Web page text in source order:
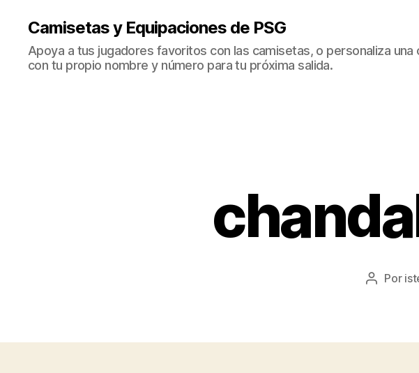
Camisetas y Equipaciones de PSG
Apoya a tus jugadores favoritos con las camisetas, o personaliza una
con tu propio nombre y número para tu próxima salida.
Autor
Por